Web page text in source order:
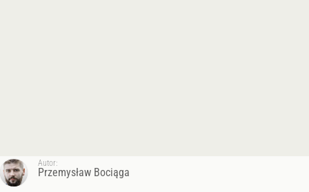
Autor:
Przemysław Bociąga